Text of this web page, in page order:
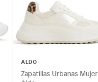
ALDO
Zapatillas Urbanas Mujer